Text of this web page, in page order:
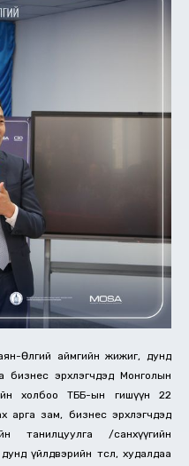
Өлгий аймгийн жижиг, дунд
бизнес эрхлэгчдэд Монголын
холбоо ТББ-ын гишүүн 22
арга зам, бизнес эрхлэгчдэд
танилцуулга /санхүүгийн
үйлдвэрийн төсөл, худалдаа